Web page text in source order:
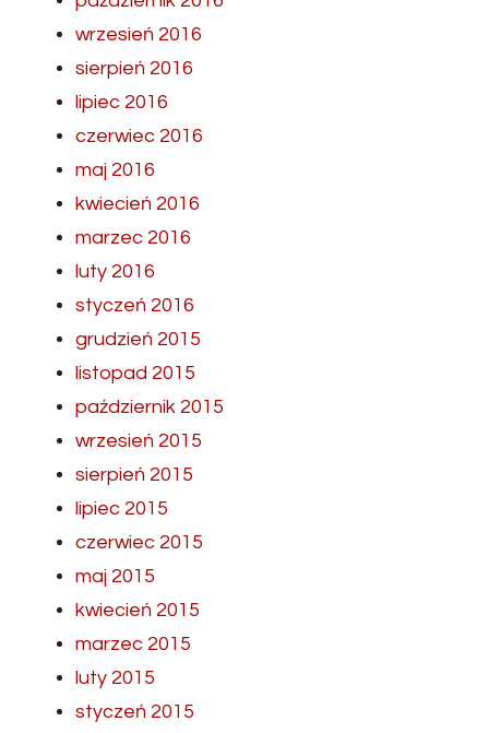
wrzesień 2016
sierpień 2016
lipiec 2016
czerwiec 2016
maj 2016
kwiecień 2016
marzec 2016
luty 2016
styczeń 2016
grudzień 2015
listopad 2015
październik 2015
wrzesień 2015
sierpień 2015
lipiec 2015
czerwiec 2015
maj 2015
kwiecień 2015
marzec 2015
luty 2015
styczeń 2015